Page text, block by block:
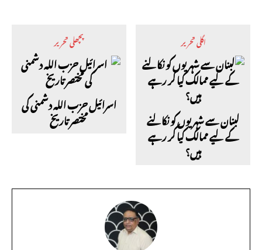
پچھلی تحریر
اسرائیل حزب اللہ دشمنی کی
مختصر تاریخ
اگلی تحریر
لبنان سے شہریوں کو نکالنے
کے لیے ممالک کیا کر رہے
ہیں؟